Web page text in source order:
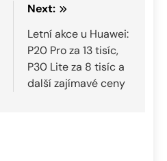
Next:
Letní akce u Huawei:
P20 Pro za 13 tisíc,
P30 Lite za 8 tisíc a
další zajímavé ceny